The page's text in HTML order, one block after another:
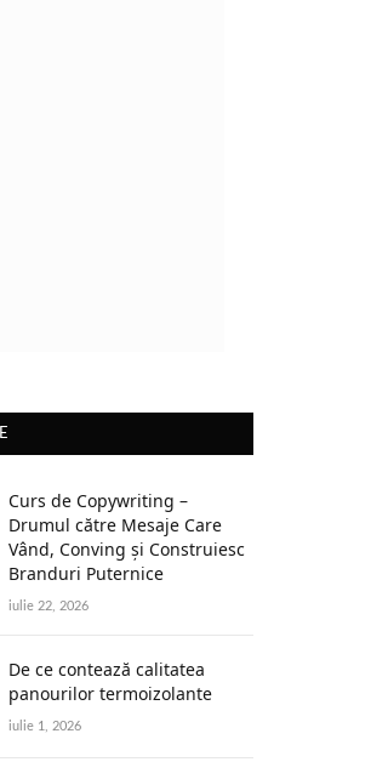
Curs de Copywriting –
Drumul către Mesaje Care
Vând, Conving și Construiesc
Branduri Puternice
iulie 22, 2026
De ce contează calitatea
panourilor termoizolante
iulie 1, 2026